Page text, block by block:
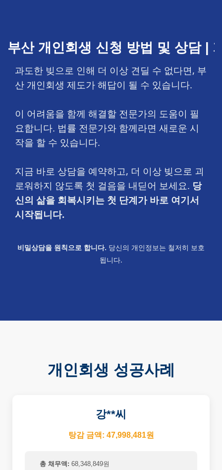
부산 개인회생 신청 방법 및 상담 |
과도한 빚으로 인해 더 이상 견딜 수 없다면, 부
산 개인회생 제도가 해답이 될 수 있습니다.
이 어려움을 함께 해결할 전문가의 도움이 필
요합니다. 법률 전문가와 함께라면 새로운 시
작을 할 수 있습니다.
지금 바로 상담을 예약하고, 더 이상 빚으로 괴
로워하지 않도록 첫 걸음을 내딛어 보세요. 당
신의 삶을 회복시키는 첫 단계가 바로 여기서
시작됩니다.
비밀상담을 원칙으로 합니다. 당신의 개인정보는 철저히 보호
됩니다.
개인회생 성공사례
강**씨
탕감 금액: 47,998,481원
총 채무액: 68,348,849원